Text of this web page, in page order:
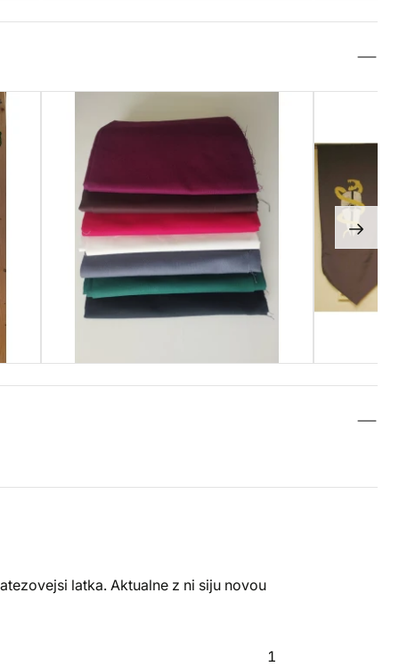
latka. Aktualne z ni siju novou
1